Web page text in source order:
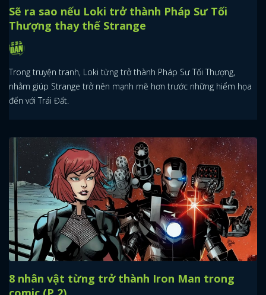
Sẽ ra sao nếu Loki trở thành Pháp Sư Tối
Thượng thay thế Strange
Trong truyện tranh, Loki từng trở thành Pháp Sư Tối Thượng,
nhằm giúp Strange trở nên mạnh mẽ hơn trước những hiểm họa
đến với Trái Đất.
8 nhân vật từng trở thành Iron Man trong